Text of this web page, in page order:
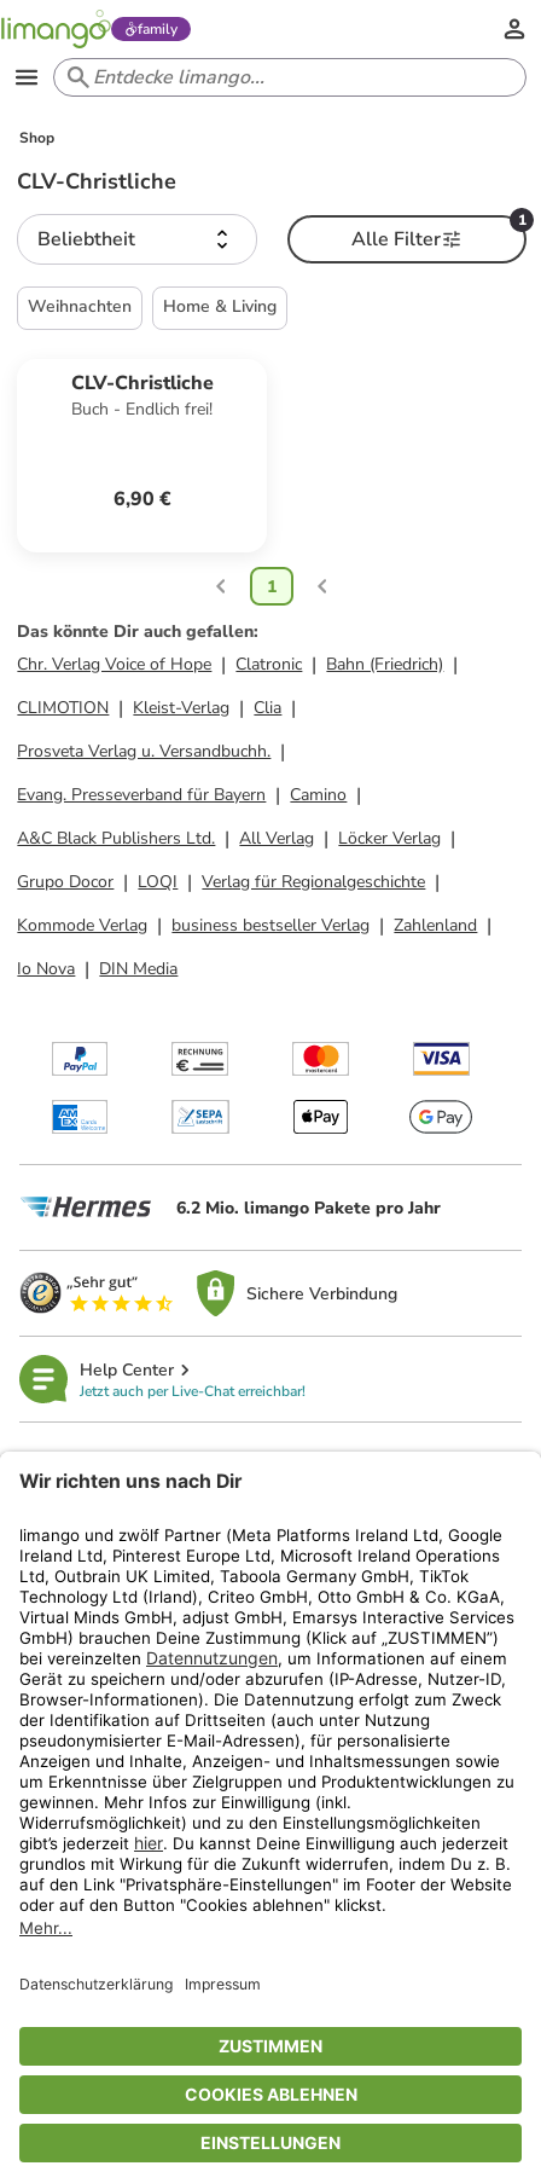
family
Shop
CLV-Christliche
Beliebtheit
1
Alle Filter
Weihnachten Home & Living
CLV-Christliche
Buch - Endlich frei!
6,90 €
1
Das könnte Dir auch gefallen:
Chr. Verlag Voice of Hope
Clatronic
Bahn (Friedrich)
CLIMOTION
Kleist-Verlag
Clia
Prosveta Verlag u. Versandbuchh.
Evang. Presseverband für Bayern
Camino
A&C Black Publishers Ltd.
All Verlag
Löcker Verlag
Grupo Docor
LOQI
Verlag für Regionalgeschichte
Kommode Verlag
business bestseller Verlag
Zahlenland
Io Nova
DIN Media
6.2 Mio. limango Pakete pro Jahr
Sichere Verbindung
Help Center
Jetzt auch per Live-Chat erreichbar!
Kundenservice
Shop
Aktionen
Travel
* Streichpreise entsprechen der unverbindlichen Preisempfehlung des
Herstellers. Prozentangaben beziehen sich auf den Streichpreis.
Freunde-Aktionen findest Du unterwww.limango.de/einladen
ᵇ Gilt nur für von limango versandte Ware (nicht für von Partnern versandte